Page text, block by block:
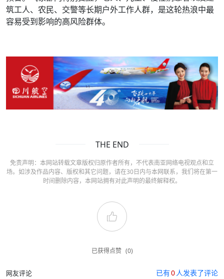
筑工人、农民、交警等长期户外工作人群，是这轮热浪中最
容易受到影响的高风险群体。
THE END
免责声明：本网站转载文章版权归原作者所有，不代表南亚网络电视观点和立
场。如涉及作品内容、版权和其它问题，请在30日内与本网联系，我们将在第一
时间删除内容，本网站拥有对此声明的最终解释权。
已获得点赞 (0)
网友评论 已有0人发表了评论